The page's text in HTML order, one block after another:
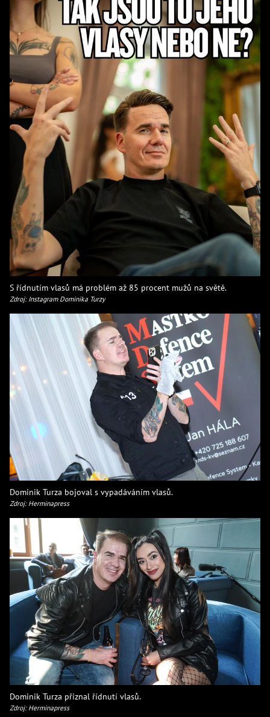
S řídnutím vlasů má problém až 85 procent mužů na světě.
Zdroj: Instagram Dominika Turzy
Dominik Turza bojoval s vypadáváním vlasů.
Zdroj: Herminapress
Dominik Turza přiznal řídnutí vlasů.
Zdroj: Herminapress